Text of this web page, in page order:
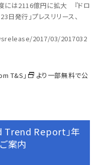
には2116億円に拡大 『ドロ
発行」プレスリリース、
2017/03/2017032
T&S」
より一部無料で公
Trend Report」年
案内